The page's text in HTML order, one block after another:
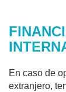
En caso de
extranjero,